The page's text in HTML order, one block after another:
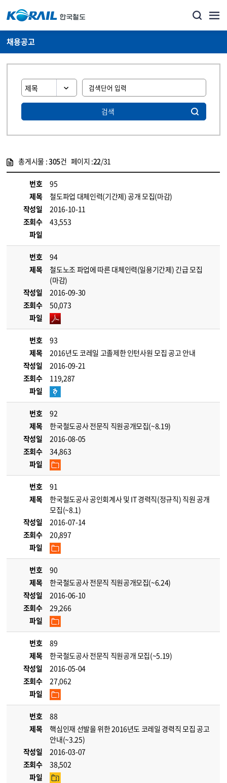
채용공고
검색
총게시물 :305건 페이지 :22/31
번호
95
제목
철도파업 대체인력(기간제) 공개 모집(마감)
작성일
2016-10-11
조회수
43,553
파일
번호
94
제목
철도노조 파업에 따른 대체인력(일용기간제) 긴급 모집
(마감)
작성일
2016-09-30
조회수
50,073
파일
번호
93
제목
2016년도 코레일 고졸제한 인턴사원 모집 공고 안내
작성일
2016-09-21
조회수
119,287
파일
번호
92
제목
한국철도공사 전문직 직원공개모집(~8.19)
작성일
2016-08-05
조회수
34,863
파일
번호
91
제목
한국철도공사 공인회계사 및 IT 경력직(정규직) 직원 공개
모집(~8.1)
작성일
2016-07-14
조회수
20,897
파일
번호
90
제목
한국철도공사 전문직 직원공개모집(~6.24)
작성일
2016-06-10
조회수
29,266
파일
번호
89
제목
한국철도공사 전문직 직원공개 모집(~5.19)
작성일
2016-05-04
조회수
27,062
파일
번호
88
제목
핵심인재 선발을 위한 2016년도 코레일 경력직 모집 공고
안내(~3.25)
작성일
2016-03-07
조회수
38,502
파일